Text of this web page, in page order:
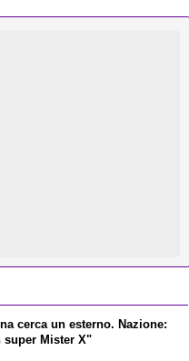
cerca un esterno. Nazione:
super Mister X"